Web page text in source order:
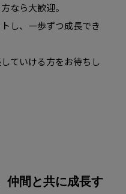
なら大歓迎。
し、一歩ずつ成長でき
ていける方をお待ちし
仲間と共に成長す